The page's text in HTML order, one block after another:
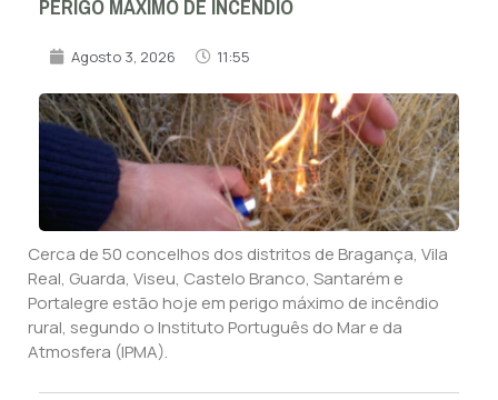
Agosto 3, 2026 11:55
Cerca de 50 concelhos dos distritos de Bragança, Vila
Real, Guarda, Viseu, Castelo Branco, Santarém e
Portalegre estão hoje em perigo máximo de incêndio
rural, segundo o Instituto Português do Mar e da
Atmosfera (IPMA).